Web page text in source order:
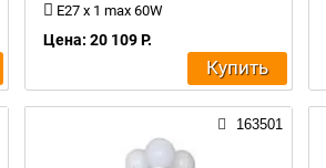
E27 x 1 max 60W
Цена: 20 109 Р.
Купить
163501